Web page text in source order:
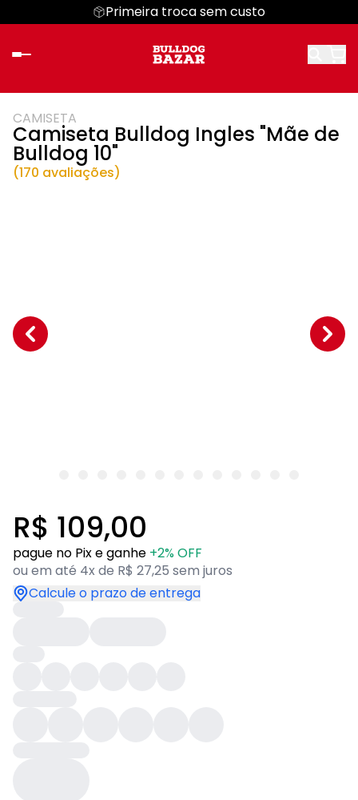
Primeira troca sem custo
CAMISETA
Camiseta Bulldog Ingles "Mãe de
Bulldog 10"
(170 avaliações)
R$ 109,00
pague no Pix e ganhe +2% OFF
ou em até 4x de R$ 27,25 sem juros
Calcule o prazo de entrega